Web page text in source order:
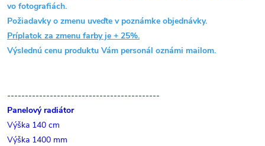
vo fotografiách.
Požiadavky o zmenu uveďte v poznámke objednávky.
Príplatok za zmenu farby je + 25%.
Výslednú cenu produktu Vám personál oznámi mailom.
-------------------------------------------
Panelový radiátor
Výška 140 cm
Výška 1400 mm